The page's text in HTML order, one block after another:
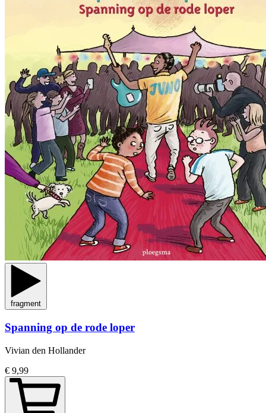
fragment
Spanning op de rode loper
Vivian den Hollander
€ 9,99